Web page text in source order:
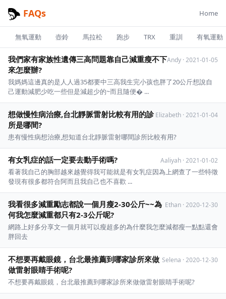
FAQs Home
無氧運動 壺鈴 馬拉松 跑步 TRX 重訓 有氧運動
我們家有家族性遺傳三高問題靠自己減重瘦不下
來怎麼辦?
Andy · 2021-01-05
我媽媽這邊真的是人人過35都要中三高我生完小孩也胖了20公斤想說自
己運動減肥少吃一些但是減超少的~而且隨便� ...
想做慢性病治療,台北靜脈雷射比較有用的診
所是哪間?
Elizabeth · 2021-01-04
患有慢性病想治療,想知道台北靜脈雷射哪間診所比較有用?
有女乳症的話一定要去動手術嗎? Aaliyah · 2021-01-02
看著我自己的胸部越來越覺得我可能就是有女乳症因為上網查了一些特徵
發現有很多都符合阿而且我自己也不喜歡 ...
我看很多減重勵志都說一個月瘦2-30公斤~~為
何我怎麼減重都只有2-3公斤呢?
Ethan · 2020-12-30
網路上好多分享文一個月就可以瘦超多的為什麼我怎麼減都瘦一點點還會
胖回去
不想要再戴眼鏡，台北最推薦到哪家診所來做
做雷射眼睛手術呢?
Selena · 2020-12-30
不想要再戴眼鏡，台北最推薦到哪家診所來做做雷射眼睛手術呢?